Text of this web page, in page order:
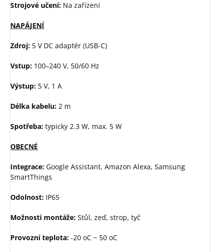
Strojové učení: Na zařízení
NAPÁJENÍ
Zdroj: 5 V DC adaptér (USB-C)
Vstup: 100–240 V, 50/60 Hz
Výstup: 5 V, 1 A
Délka kabelu: 2 m
Spotřeba: typicky 2.3 W, max. 5 W
OBECNÉ
Integrace: Google Assistant, Amazon Alexa, Samsung
SmartThings
Odolnost: IP65
Možnosti montáže: Stůl, zeď, strop, tyč
Provozní teplota: -20 oC ~ 50 oC